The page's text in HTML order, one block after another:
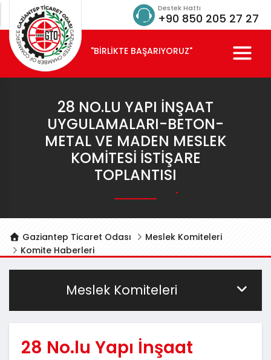
Destek Hattı
+90 850 205 27 27
"BİRLİKTE BAŞARIYORUZ"
28 NO.LU YAPI İNŞAAT
UYGULAMALARI-BETON-
METAL VE MADEN MESLEK
KOMITESI İSTIŞARE
TOPLANTISI
Gaziantep Ticaret Odası
Meslek Komiteleri
Komite Haberleri
Meslek Komiteleri
28 No.lu Yapı İnşaat